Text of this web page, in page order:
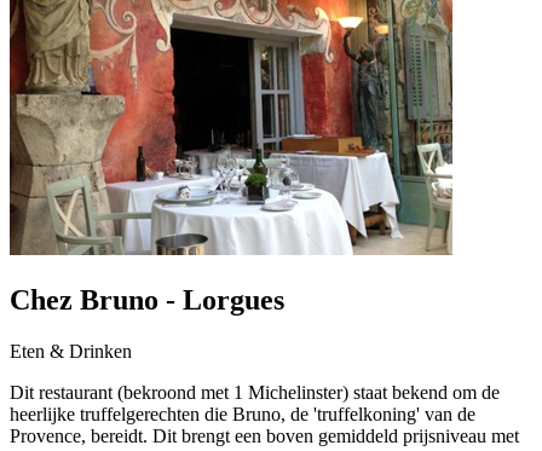
Chez Bruno - Lorgues
Eten & Drinken
Dit restaurant (bekroond met 1 Michelinster) staat bekend om de
heerlijke truffelgerechten die Bruno, de 'truffelkoning' van de
Provence, bereidt. Dit brengt een boven gemiddeld prijsniveau met